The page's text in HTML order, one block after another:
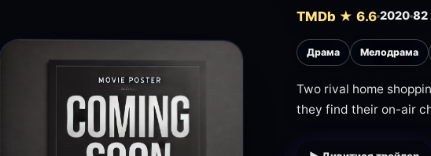
TMDb ★ 6.6 2020 82
Драма Мелодрама
Two rival home
they find their on-air